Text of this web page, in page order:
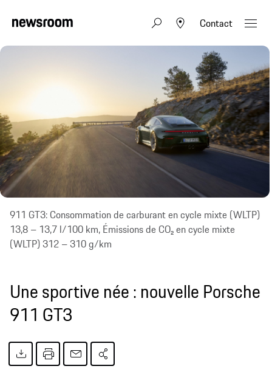
Contact
911 GT3: Consommation de carburant en cycle mixte (WLTP)
13,8 – 13,7 l/100 km, Émissions de CO₂ en cycle mixte
(WLTP) 312 – 310 g/km
Une sportive née : nouvelle Porsche
911 GT3